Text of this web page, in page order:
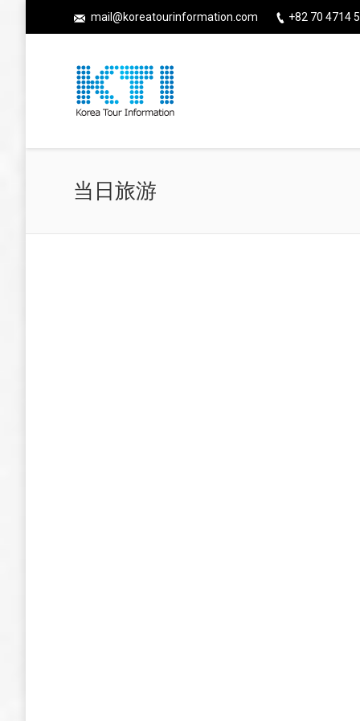
mail@koreatourinformation.com +82 70 4714
当日旅游